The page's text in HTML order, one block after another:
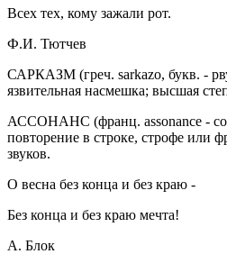
Всех тех, кому зажали рот.
Ф.И. Тютчев
САРКАЗМ (греч. sarkazo, букв. -
язвительная насмешка; высшая
АССОНАНС (франц. assonance -
повторение в строке, строфе или
звуков.
О весна без конца и без краю -
Без конца и без краю мечта!
А. Блок